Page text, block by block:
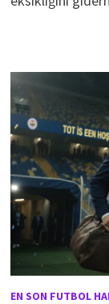
EN SON FUTBOL